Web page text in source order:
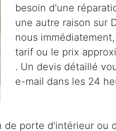
besoin d'une
une autre raison sur
nous
tarif ou le prix
. Un devis détaillé
e-mail dans les 24
porte d'intérieur ou